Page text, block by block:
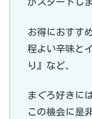
がスタートし
お得におすす
程よい辛味と
り』など、
まぐろ好きに
この機会に是